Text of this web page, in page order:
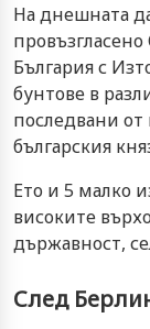
На днешната
България с
бунтове в
последвани
българския
Ето и 5 малко
високите
държавност,
След